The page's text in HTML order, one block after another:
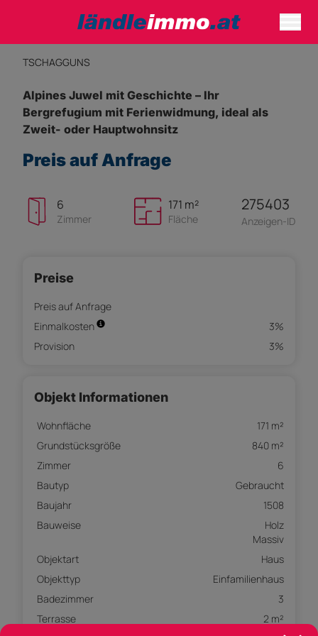
TSCHAGGUNS
Alpines Juwel mit Geschichte – Ihr
Bergrefugium mit Ferienwidmung, ideal als
Zweit- oder Hauptwohnsitz
Preis auf Anfrage
6
Zimmer
171 m²
Fläche
275403
Anzeigen-ID
Preise
Preis auf Anfrage
Einmalkosten
3%
Provision
3%
Objekt Informationen
Wohnfläche
171 m²
Grundstücksgröße
840 m²
Zimmer
6
Bautyp
Gebraucht
Baujahr
1508
Bauweise
Holz
Massiv
Objektart
Haus
Objekttyp
Einfamilienhaus
Badezimmer
3
Terrasse
2 m²